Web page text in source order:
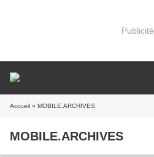
Publicité
Accueil » MOBILE.ARCHIVES
MOBILE.ARCHIVES